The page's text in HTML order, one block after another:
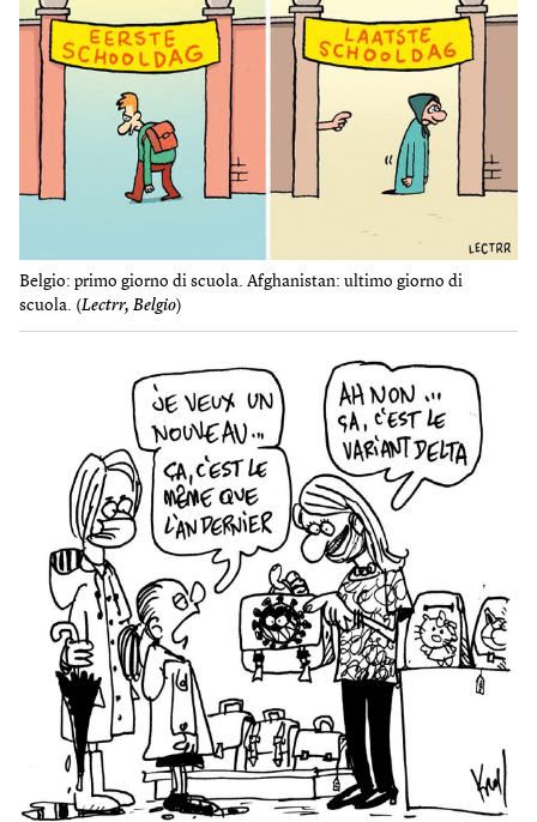
Belgio: primo giorno di scuola. Afghanistan: ultimo giorno di
scuola. (Lectrr, Belgio)